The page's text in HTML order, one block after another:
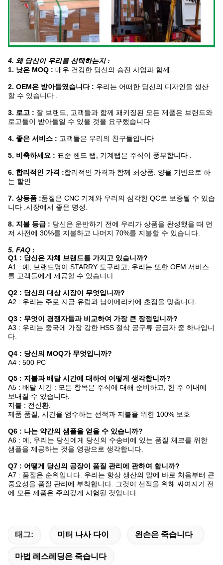
4. 왜 당신이 우리를 선택하는지 :
1. 낮은 MOQ : 매우 건강한 당신의 승진 사업과 함께.
2. OEM은 받아들였습니다 : 우리는 어떠한 당신의 디자인을 생산
할 수 있습니다 .
3. 로고 : 잘 브랜드, 고객들과 함께 패키징된 모든 제품은 브랜드와
로고들이 받아들일 수 있을 것을 요구했습니다
4. 좋은 서비스 : 고객들은 우리의 친구들입니다
5. 비축하세요 : 표준 핸드 탭, 기계탭은 주식이 풍부합니다 .
6. 합리적인 가격 :합리적인 가격과 함께 최상품. 양을 기반으로 하
는 할인
7. 상등품 :품질은 CNC 기계와 우리의 심각한 QC로 보증될 수 있습
니다 .시장에서 좋은 명성.
8. 지불 등급 : 당신은 운반하기 전에 우리가 상품을 완성했을 때 먼
저 사전에 30%를 지불하고 나머지 70%를 지불할 수 있습니다.
5. FAQ :
Q1 : 당신은 자체 브랜드를 가지고 있습니까?
A1 : 예, 브랜드명이 STARRY 도구라고, 우리는 또한 OEM 서비스
를 고객들에게 제공할 수 있습니다.
Q2 : 당신의 대상 시장이 무엇입니까?
A2 : 우리는 주로 지금 유럽과 남아메리카에 초점을 맞춥니다.
Q3 : 무엇이 경쟁자들과 비교하여 가장 큰 장점입니까?
A3 : 우리는 중국에 가장 강한 HSS 절삭 공구류 공급자 중 하나입니
다.
Q4 : 당신의 MOQ가 무엇입니까?
A4 : 500 PC
Q5 : 지불과 배달 시간에 대하여 어떻게 생각합니까?
A5 : 배달 시간 : 모든 항목은 주식에 대해 준비하고, 한 주 이내에
보내질 수 있습니다.
지불 : 전신환.
제품 품질, 시간을 엄수하는 선적과 지불을 위한 100% 보호
Q6 : 나는 약간의 샘플을 얻을 수 있습니까?
A6 : 예, 우리는 당신에게 당신의 수송비에 있는 품질 체크를 위한
샘플을 제공하는 것을 영광으로 생각합니다.
Q7 : 어떻게 당신의 공장이 품질 관리에 관하여 합니까?
A7 : 품질은 순위입니다. 우리는 항상 생산의 말에 바로 처음부터 큰
중요성을 품질 관리에 부착합니다. 그것이 선적을 위해 싸여지기 전
에 모든 제품은 주의깊게 시험될 것입니다.
태그: 미터 나사 다이 왼손은 죽습니다
마법 레스레딩은 죽습니다